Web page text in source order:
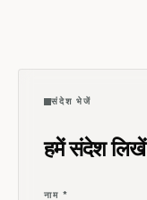
संदेश भेजें
हमें संदेश लिखें
नाम *